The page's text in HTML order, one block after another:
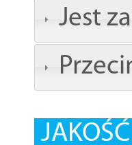
Jest